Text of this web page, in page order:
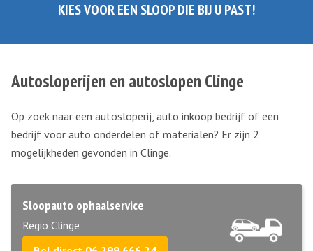
KIES VOOR EEN SLOOP DIE BIJ U PAST!
Autosloperijen en autoslopen Clinge
Op zoek naar een autosloperij, auto inkoop bedrijf of een
bedrijf voor auto onderdelen of materialen? Er zijn 2
mogelijkheden gevonden in Clinge.
Sloopauto ophaalservice
Regio Clinge